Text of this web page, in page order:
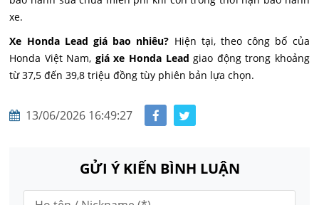
xe.
Xe Honda Lead giá bao nhiêu? Hiện tại, theo công bố của
Honda Việt Nam, giá xe Honda Lead giao động trong khoảng
từ 37,5 đến 39,8 triệu đồng tùy phiên bản lựa chọn.
13/06/2026 16:49:27
GỬI Ý KIẾN BÌNH LUẬN